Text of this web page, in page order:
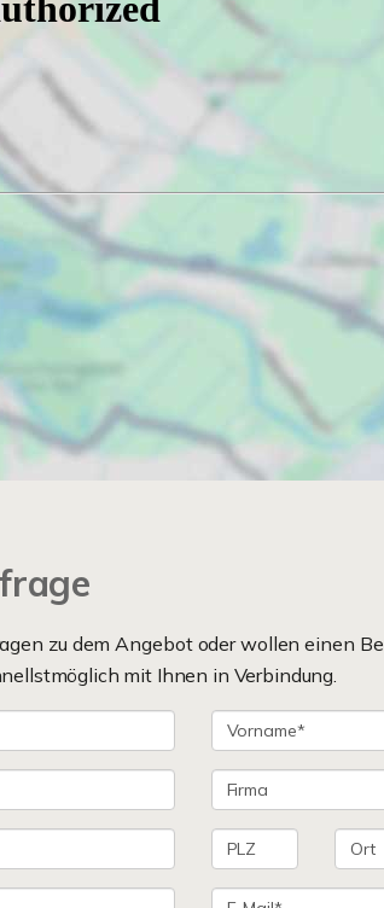
zu dem Angebot oder wollen einen
mit Ihnen in Verbindung.